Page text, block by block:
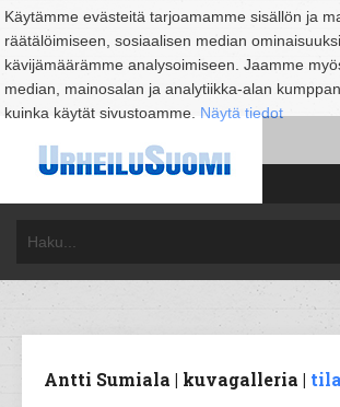
Käytämme evästeitä tarjoamamme sisällön ja
räätälöimiseen, sosiaalisen median
kävijämäärämme analysoimiseen. Jaamme
median, mainosalan ja analytiikka-alan
kuinka käytät sivustoamme. Näytä tiedot
Antti Sumiala | kuvagalleria |